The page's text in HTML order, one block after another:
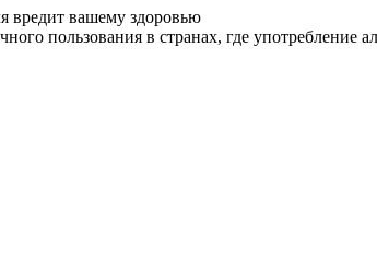
вредит вашему здоровью
пользования в странах, где